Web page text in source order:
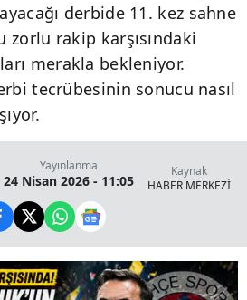
derbide 11. kez sahne
zorlu rakip karşısındaki
merakla bekleniyor.
tecrübesinin sonucu nasıl
Yayınlanma
24 Nisan 2026 - 11:05
Kaynak
HABER MERKEZİ